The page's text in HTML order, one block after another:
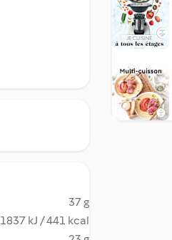
37 g
1837 kJ / 441 kcal